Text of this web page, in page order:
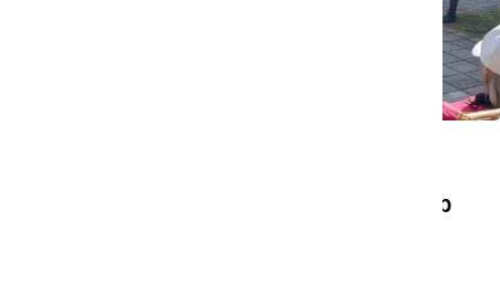
Otroci iz vrtca za babice ob